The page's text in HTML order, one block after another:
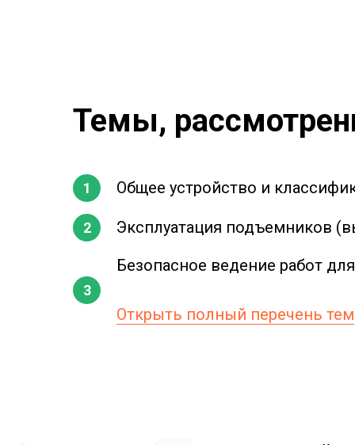
Темы,
Общее устройство и
Эксплуатация подъемников
Безопасное ведение работ
Открыть полный перечень тем